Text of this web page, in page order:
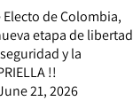
de Colombia,
etapa de libertad
y la
!!
21, 2026